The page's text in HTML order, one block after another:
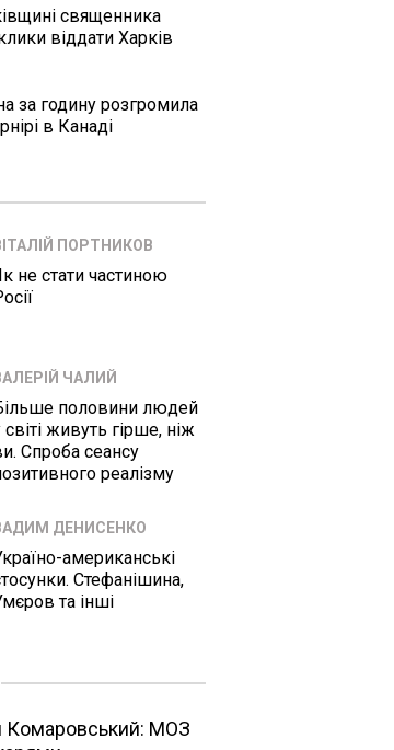
священника
віддати Харків
за годину розгромила
в Канаді
ПОРТНИКОВ
не стати частиною
ЧАЛИЙ
половини людей
світі живуть гірше, ніж
Спроба сеансу
реалізму
ДЕНИСЕНКО
американські
Стефанішина,
та інші
Комаровський: МОЗ